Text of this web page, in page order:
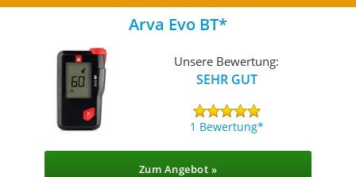
Arva Evo BT
Unsere Bewertung:
SEHR GUT
1 Bewertung
Zum Angebot »